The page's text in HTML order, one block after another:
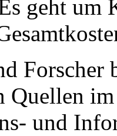
geht um
Forscher
Quellen
und